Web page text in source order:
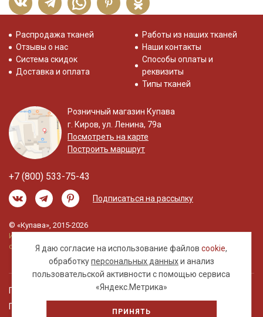
Я даю согласие на использование файловcookie,
обработкуперсональных данныхи анализ
пользовательской активности с помощью сервиса
«Яндекс.Метрика»
ПРИНЯТЬ
Распродажа тканей
Отзывы о нас
Система скидок
Доставка и оплата
Работы из наших тканей
Наши контакты
Способы оплаты и
реквизиты
Типы тканей
Розничный магазин Купава
г. Киров, ул. Ленина, 79а
Посмотреть на карте
Построить маршрут
+7 (800) 533-75-43
Подписаться на рассылку
© «Купава», 2015-2026
Информация на сайте не является публичной
офертой.
Правовая информация
Политика обработки персональных данных